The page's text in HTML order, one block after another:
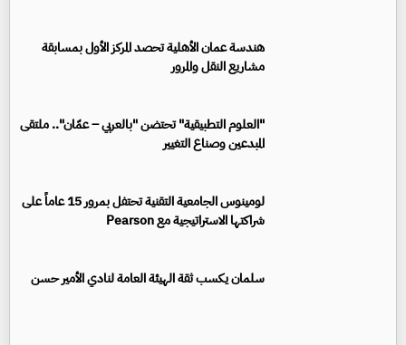
هندسة عمان الأهلية تحصد المركز الأول بمسابقة
مشاريع النقل والمرور
"العلوم التطبيقية" تحتضن "بالعربي – عمّان".. ملتقى
المبدعين وصناع التغيير
لومينوس الجامعية التقنية تحتفل بمرور 15 عاماً على
شراكتها الاستراتيجية مع Pearson
سلمان يكسب ثقة الهيئة العامة لنادي الأمير حسن